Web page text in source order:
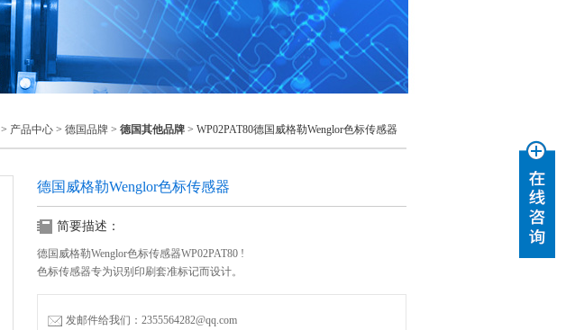
> 产品中心 > 德国品牌 > 德国其他品牌 > WP02PAT80德国威格勒Wenglor色标传感器
德国威格勒Wenglor色标传感器
简要描述：
德国威格勒Wenglor色标传感器WP02PAT80 !
色标传感器专为识别印刷套准标记而设计。
发邮件给我们：2355564282@qq.com